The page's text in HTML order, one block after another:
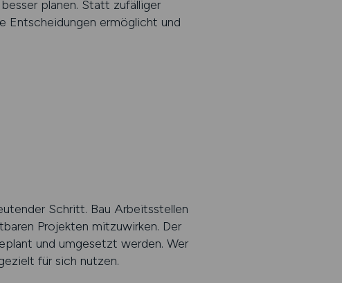
planen. Statt zufälliger
Entscheidungen ermöglicht und
Schritt. Bau Arbeitsstellen
Projekten mitzuwirken. Der
und umgesetzt werden. Wer
für sich nutzen.